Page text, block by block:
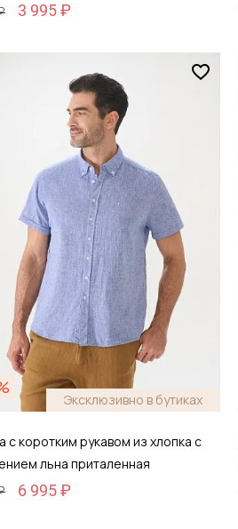
3 995 ₽
Добавить в корзину
Эксклюзивно в бутиках
с коротким рукавом из хлопка с
льна приталенная
6 995 ₽